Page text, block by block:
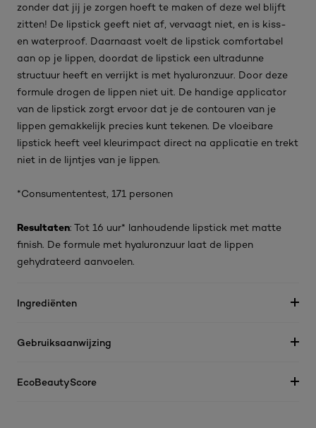
zonder dat jij je zorgen hoeft te maken of deze wel blijft
zitten! De lipstick geeft niet af, vervaagt niet, en is kiss-
en waterproof. Daarnaast voelt de lipstick comfortabel
aan op je lippen, doordat de lipstick een ultradunne
structuur heeft en verrijkt is met hyaluronzuur. Door deze
formule drogen de lippen niet uit. De handige applicator
van de lipstick zorgt ervoor dat je de contouren van je
lippen gemakkelijk precies kunt tekenen. De vloeibare
lipstick heeft veel kleurimpact direct na applicatie en trekt
niet in de lijntjes van je lippen.
*Consumententest, 171 personen
Resultaten: Tot 16 uur* lanhoudende lipstick met matte
finish. De formule met hyaluronzuur laat de lippen
gehydrateerd aanvoelen.
Ingrediënten
Gebruiksaanwijzing
EcoBeautyScore